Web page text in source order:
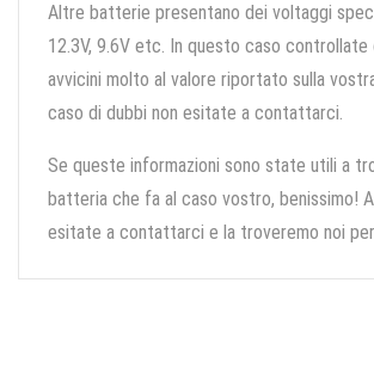
Altre batterie presentano dei voltaggi
12.3V, 9.6V etc. In questo caso controllate
avvicini molto al valore riportato sulla
caso di dubbi non esitate a contattarci.
Se queste informazioni sono state utili a
batteria che fa al caso vostro, benissimo!
esitate a contattarci e la troveremo noi